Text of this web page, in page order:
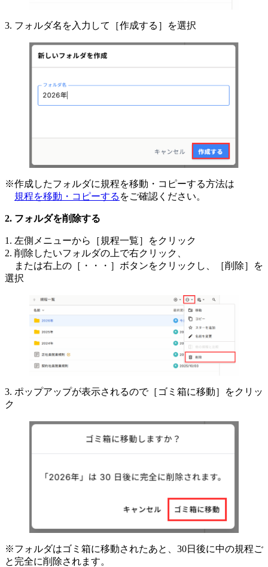
3. フォルダ名を入力して［作成する］を選択
※作成したフォルダに規程を移動・コピーする方法は
規程を移動・コピーする をご確認ください。
フォルダを削除する
1. 左側メニューから［規程一覧］をクリック
2. 削除したいフォルダの上で右クリック、
または右上の［・・・］ボタンをクリックし、［削除］を
選択
3. ポップアップが表示されるので［ゴミ箱に移動］をクリッ
ク
※フォルダはゴミ箱に移動されたあと、30日後に中の規程ご
と完全に削除されます。